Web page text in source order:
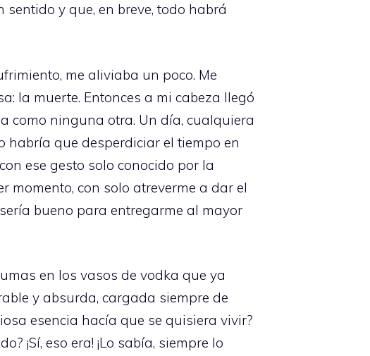
y que, en breve, todo habrá
me aliviaba un poco. Me
la muerte. Entonces a mi cabeza llegó
como ninguna otra. Un día, cualquiera
que desperdiciar el tiempo en
ese gesto solo conocido por la
momento, con solo atreverme a dar el
bueno para entregarme al mayor
en los vasos de vodka que ya
y absurda, cargada siempre de
esencia hacía que se quisiera vivir?
¡Sí, eso era! ¡Lo sabía, siempre lo